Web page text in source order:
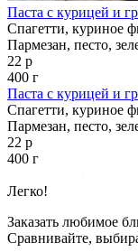
Паста с курицей и
Спагетти, куриное
Пармезан, песто,
22 р
400 г
Паста с курицей и
Спагетти, куриное
Пармезан, песто,
22 р
400 г
Легко!
Заказать любимое
Сравнивайте,